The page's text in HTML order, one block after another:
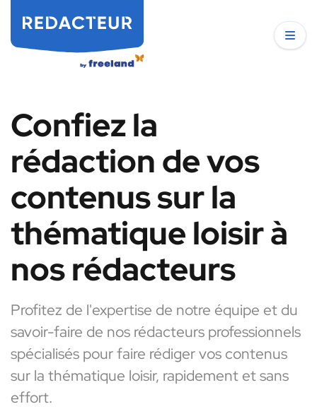
Confiez la
rédaction de vos
contenus sur la
thématique loisir à
nos rédacteurs
Profitez de l'expertise de notre équipe et du
savoir-faire de nos rédacteurs professionnels
spécialisés pour faire rédiger vos contenus
sur la thématique loisir, rapidement et sans
effort.